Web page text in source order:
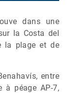
dans une
la Costa del
la plage et de
entre
à péage AP-7,